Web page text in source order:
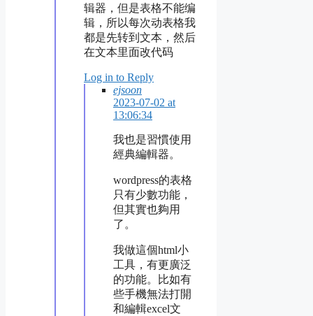
辑器，但是表格不能编
辑，所以每次动表格我
都是先转到文本，然后
在文本里面改代码
Log in to Reply
ejsoon
2023-07-02 at
13:06:34
我也是習慣使用
經典編輯器。
wordpress的表格
只有少數功能，
但其實也夠用
了。
我做這個html小
工具，有更廣泛
的功能。比如有
些手機無法打開
和編輯excel文